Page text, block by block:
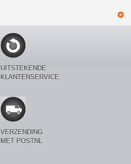
UITSTEKENDE
KLANTENSERVICE
VERZENDING
MET POSTNL